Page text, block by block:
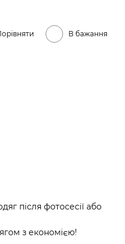
В бажання
після фотосесії або
з економією!